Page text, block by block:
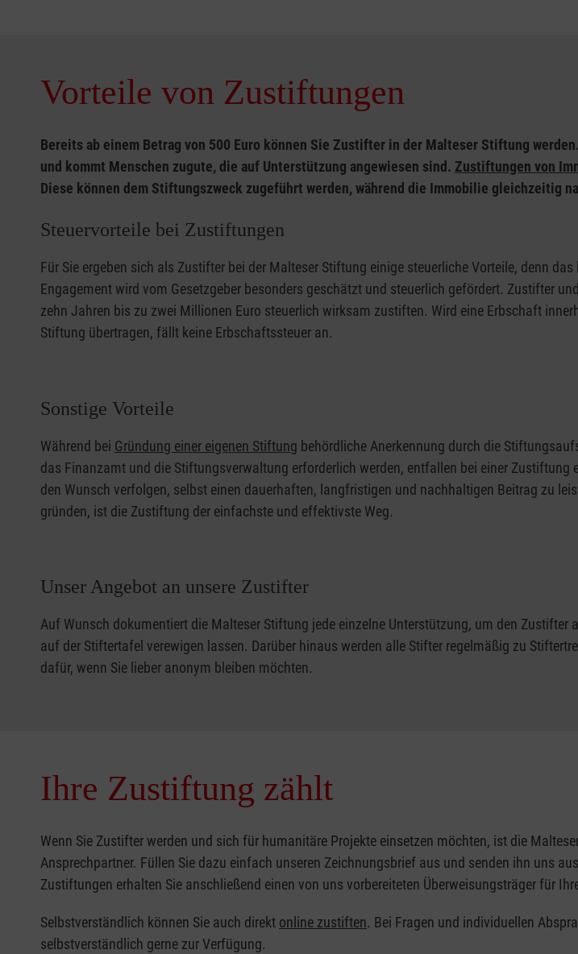
Vorteile von Zustiftungen
Bereits ab einem Betrag von 500 Euro können Sie Zustifter in der Malteser Stiftung
und kommt Menschen zugute, die auf Unterstützung angewiesen sind. Zustiftungen von
Diese können dem Stiftungszweck zugeführt werden, während die Immobilie gleichzeitig
Steuervorteile bei Zustiftungen
Für Sie ergeben sich als Zustifter bei der Malteser Stiftung einige steuerliche Vorteile, denn
Engagement wird vom Gesetzgeber besonders geschätzt und steuerlich gefördert. Zustifter
zehn Jahren bis zu zwei Millionen Euro steuerlich wirksam zustiften. Wird eine Erbschaft
Stiftung übertragen, fällt keine Erbschaftssteuer an.
Sonstige Vorteile
Während bei Gründung einer eigenen Stiftung behördliche Anerkennung durch die
das Finanzamt und die Stiftungsverwaltung erforderlich werden, entfallen bei einer Zustiftung
den Wunsch verfolgen, selbst einen dauerhaften, langfristigen und nachhaltigen Beitrag zu
gründen, ist die Zustiftung der einfachste und effektivste Weg.
Unser Angebot an unsere Zustifter
Auf Wunsch dokumentiert die Malteser Stiftung jede einzelne Unterstützung, um den
auf der Stiftertafel verewigen lassen. Darüber hinaus werden alle Stifter regelmäßig zu
dafür, wenn Sie lieber anonym bleiben möchten.
Ihre Zustiftung zählt
Wenn Sie Zustifter werden und sich für humanitäre Projekte einsetzen möchten, ist die
Ansprechpartner. Füllen Sie dazu einfach unseren Zeichnungsbrief aus und senden ihn uns
Zustiftungen erhalten Sie anschließend einen von uns vorbereiteten Überweisungsträger für
Selbstverständlich können Sie auch direkt online zustiften. Bei Fragen und individuellen
selbstverständlich gerne zur Verfügung.